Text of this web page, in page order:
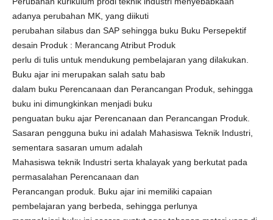
adanya perubahan MK, yang diikuti
perubahan silabus dan SAP sehingga buku Buku Persepektif
desain Produk : Merancang Atribut Produk
perlu di tulis untuk mendukung pembelajaran yang dilakukan.
Buku ajar ini merupakan salah satu bab
dalam buku Perencanaan dan Perancangan Produk, sehingga
buku ini dimungkinkan menjadi buku
penguatan buku ajar Perencanaan dan Perancangan Produk.
Sasaran pengguna buku ini adalah Mahasiswa Teknik Industri,
sementara sasaran umum adalah
Mahasiswa teknik Industri serta khalayak yang berkutat pada
permasalahan Perencanaan dan
Perancangan produk. Buku ajar ini memiliki capaian
pembelajaran yang berbeda, sehingga perlunya